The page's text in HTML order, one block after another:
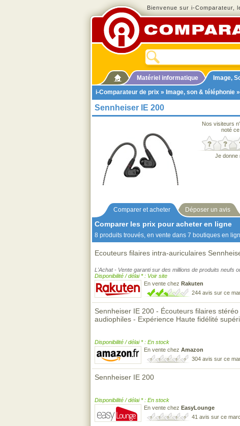
Bienvenue sur i-Comparateur,
Matériel informatique Image,
i-Comparateur de prix » Image, son & téléphonie »
Sennheiser IE 200
Nos visiteurs
noté
Je donne
Comparer et acheter Déposer un avis
Comparer les prix pour acheter en ligne
8 produits trouvés, en vente dans 7 boutiques en
Ecouteurs filaires intra-auriculaires
L'Achat - Vente garanti sur des millions de produits neufs
Disponibilité / délai * : Voir site
En vente chez Rakuten
244 avis sur ce
Sennheiser IE 200 - Écouteurs filaires
audiophiles - Expérience Haute fidélité
Disponibilité / délai * : En stock
En vente chez Amazon
304 avis sur ce
Sennheiser IE 200
Disponibilité / délai * : En stock
En vente chez EasyLounge
41 avis sur ce